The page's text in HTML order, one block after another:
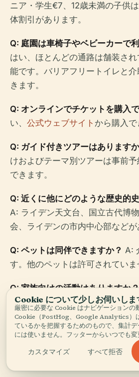
ニア・学生€7、12歳未満の子供
体割引があります。
Q: 庭園は車椅子やベビーカーで
はい、ほとんどの通路は舗装さ
能です。バリアフリートイレと
きます。
Q: オンラインでチケットを購入
い、 公式ウェブサイト から購入で
Q: ガイド付きツアーはあります
けおよびテーマ別ツアーは事前
できます。
Q: 近くに他にどのような歴史的
A: ライデン天文台、国立古代博
会、ライデンの市内中心部などが
Q: ペットは同伴できますか？ A:
す。他のペットは許可されていま
Q: 家族向けの活動はありますか？
スは年間を通じてワークショッ
な展示、子供向けプログラムを
Cookie について少しお伺いしま
厳密に必要な Cookie はナビゲーションの
Cookie（PostHog、Google Analytics）
ているかを把握するためのもので、集計
には使いません。フッターからいつでも変
カスタマイズ すべて拒否